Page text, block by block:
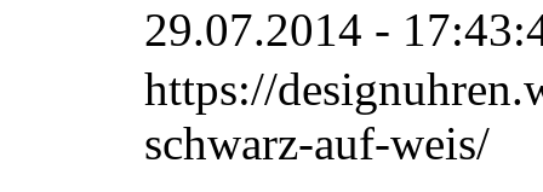
29.07.2014 -
https://
schwarz-auf-weis/